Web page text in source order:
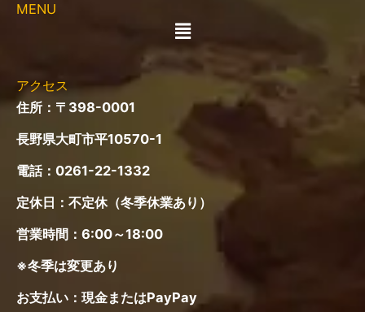
MENU
メ
ニ
アクセス
住所：〒398-0001
長野県大町市平10570-1
電話： 0261-22-1332
定休日：不定休（冬季休業あり）
営業時間：6:00～18:00
※冬季は変更あり
お支払い：現金またはPayPay